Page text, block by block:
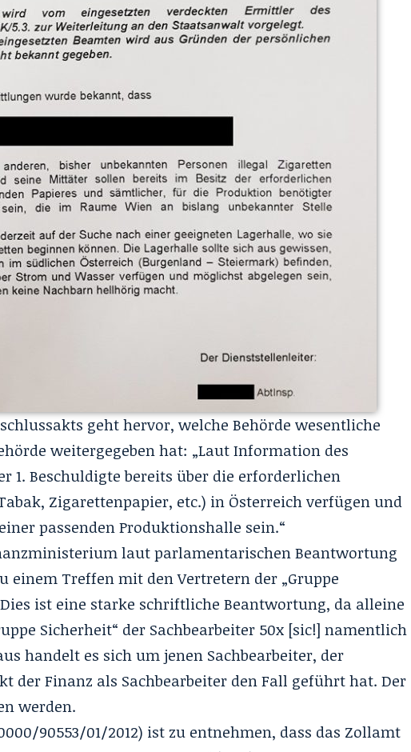
geht hervor, welche Behörde wesentliche
weitergegeben hat: „Laut Information des
1. Beschuldigte bereits über die erforderlichen
Zigarettenpapier, etc.) in Österreich verfügen und
passenden Produktionshalle sein.“
laut parlamentarischen Beantwortung
einem Treffen mit den Vertretern der „Gruppe
ist eine starke schriftliche Beantwortung, da alleine
Sicherheit“ der Sachbearbeiter 50x [sic!] namentlich
handelt es sich um jenen Sachbearbeiter, der
der Finanz als Sachbearbeiter den Fall geführt hat.Der
werden.
90553/01/2012) ist zu entnehmen, dass das Zollamt